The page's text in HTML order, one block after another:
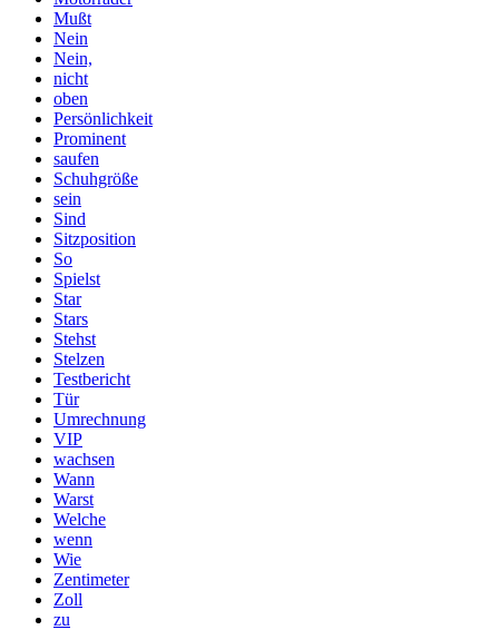
Mußt
Nein
Nein,
nicht
oben
Persönlichkeit
Prominent
saufen
Schuhgröße
sein
Sind
Sitzposition
So
Spielst
Star
Stars
Stehst
Stelzen
Testbericht
Tür
Umrechnung
VIP
wachsen
Wann
Warst
Welche
wenn
Wie
Zentimeter
Zoll
zu